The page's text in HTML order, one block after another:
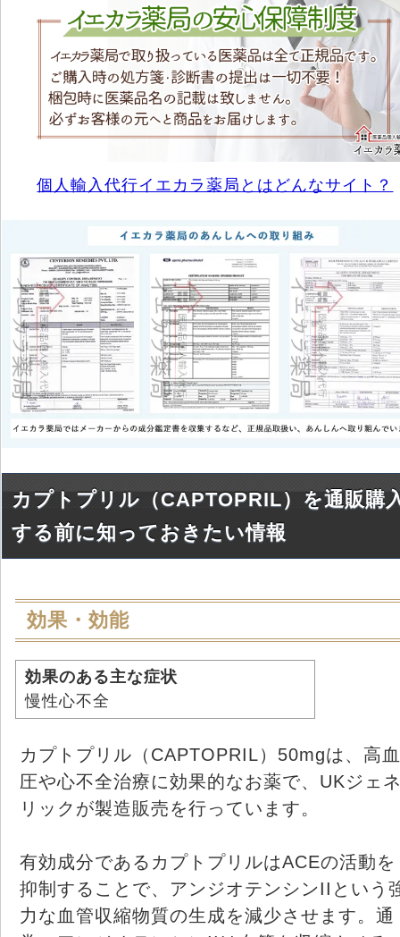
個人輸入代行イエカラ薬局とはどんなサイト？
カプトプリル（CAPTOPRIL）を通販購
する前に知っておきたい情報
効果・効能
効果のある主な症状
慢性心不全
カプトプリル（CAPTOPRIL）50mgは、高血
圧や心不全治療に効果的なお薬で、UKジェ
リックが製造販売を行っています。
有効成分であるカプトプリルはACEの活動を
抑制することで、アンジオテンシンIIという
力な血管収縮物質の生成を減少させます。通